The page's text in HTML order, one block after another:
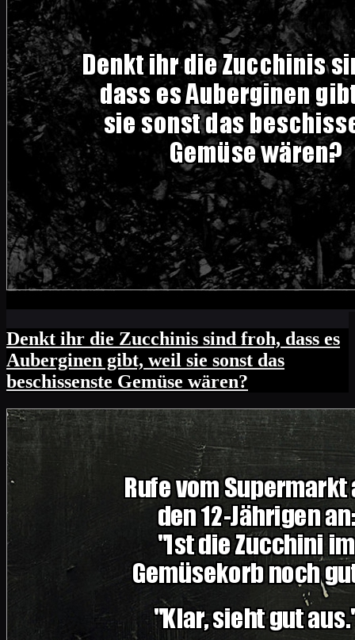
Denkt ihr die Zucchinis sind froh, dass es
Auberginen gibt, weil sie sonst das
beschissenste Gemüse wären?